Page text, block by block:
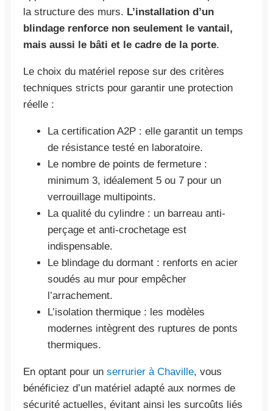
la structure des murs. L’installation d’un
blindage renforce non seulement le vantail,
mais aussi le bâti et le cadre de la porte.
Le choix du matériel repose sur des critères
techniques stricts pour garantir une protection
réelle :
La certification A2P : elle garantit un temps
de résistance testé en laboratoire.
Le nombre de points de fermeture :
minimum 3, idéalement 5 ou 7 pour un
verrouillage multipoints.
La qualité du cylindre : un barreau anti-
perçage et anti-crochetage est
indispensable.
Le blindage du dormant : renforts en acier
soudés au mur pour empêcher
l’arrachement.
L’isolation thermique : les modèles
modernes intègrent des ruptures de ponts
thermiques.
En optant pour un serrurier à Chaville, vous
bénéficiez d’un matériel adapté aux normes de
sécurité actuelles, évitant ainsi les surcoûts liés